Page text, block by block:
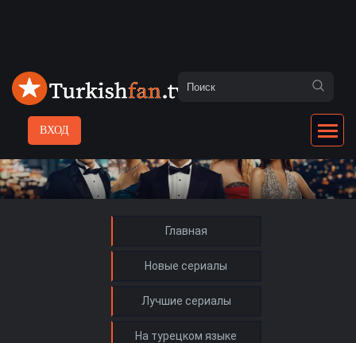
ВХОД
Главная
Новые сериалы
Лучшие сериалы
На турецком языке